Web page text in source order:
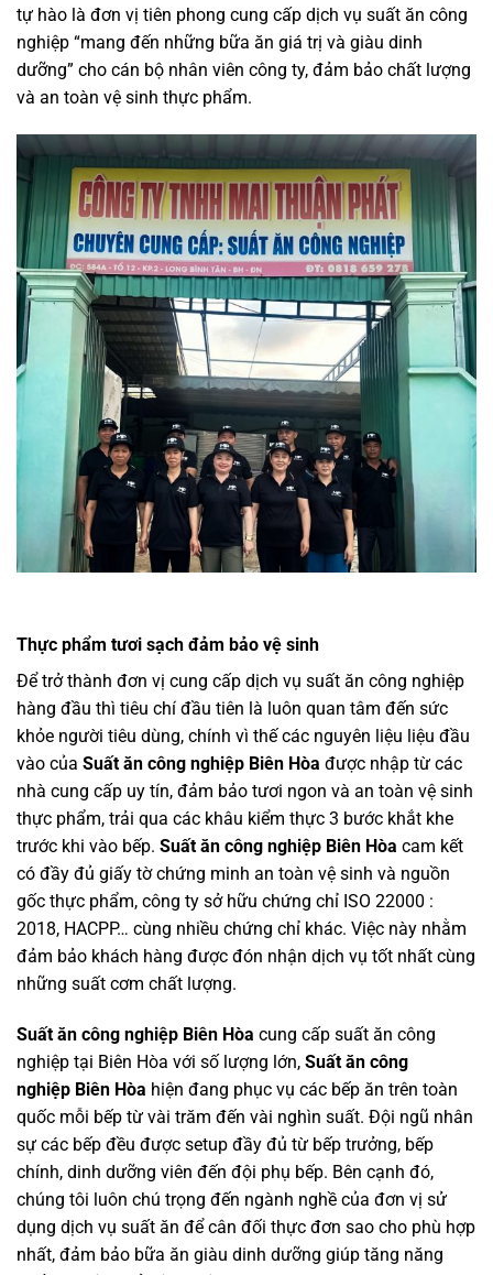
tự hào là đơn vị tiên phong cung cấp dịch vụ suất ăn công
nghiệp “mang đến những bữa ăn giá trị và giàu dinh
dưỡng” cho cán bộ nhân viên công ty, đảm bảo chất lượng
và an toàn vệ sinh thực phẩm.
Thực phẩm tươi sạch đảm bảo vệ sinh
Để trở thành đơn vị cung cấp dịch vụ suất ăn công nghiệp
hàng đầu thì tiêu chí đầu tiên là luôn quan tâm đến sức
khỏe người tiêu dùng, chính vì thế các nguyên liệu liệu đầu
vào của Suất ăn công nghiệp Biên Hòa được nhập từ các
nhà cung cấp uy tín, đảm bảo tươi ngon và an toàn vệ sinh
thực phẩm, trải qua các khâu kiểm thực 3 bước khắt khe
trước khi vào bếp. Suất ăn công nghiệp Biên Hòa cam kết
có đầy đủ giấy tờ chứng minh an toàn vệ sinh và nguồn
gốc thực phẩm, công ty sở hữu chứng chỉ ISO 22000 :
2018, HACPP… cùng nhiều chứng chỉ khác. Việc này nhằm
đảm bảo khách hàng được đón nhận dịch vụ tốt nhất cùng
những suất cơm chất lượng.
Suất ăn công nghiệp Biên Hòa cung cấp suất ăn công
nghiệp tại Biên Hòa với số lượng lớn, Suất ăn công
nghiệp Biên Hòa hiện đang phục vụ các bếp ăn trên toàn
quốc mỗi bếp từ vài trăm đến vài nghìn suất. Đội ngũ nhân
sự các bếp đều được setup đầy đủ từ bếp trưởng, bếp
chính, dinh dưỡng viên đến đội phụ bếp. Bên cạnh đó,
chúng tôi luôn chú trọng đến ngành nghề của đơn vị sử
dụng dịch vụ suất ăn để cân đối thực đơn sao cho phù hợp
nhất, đảm bảo bữa ăn giàu dinh dưỡng giúp tăng năng